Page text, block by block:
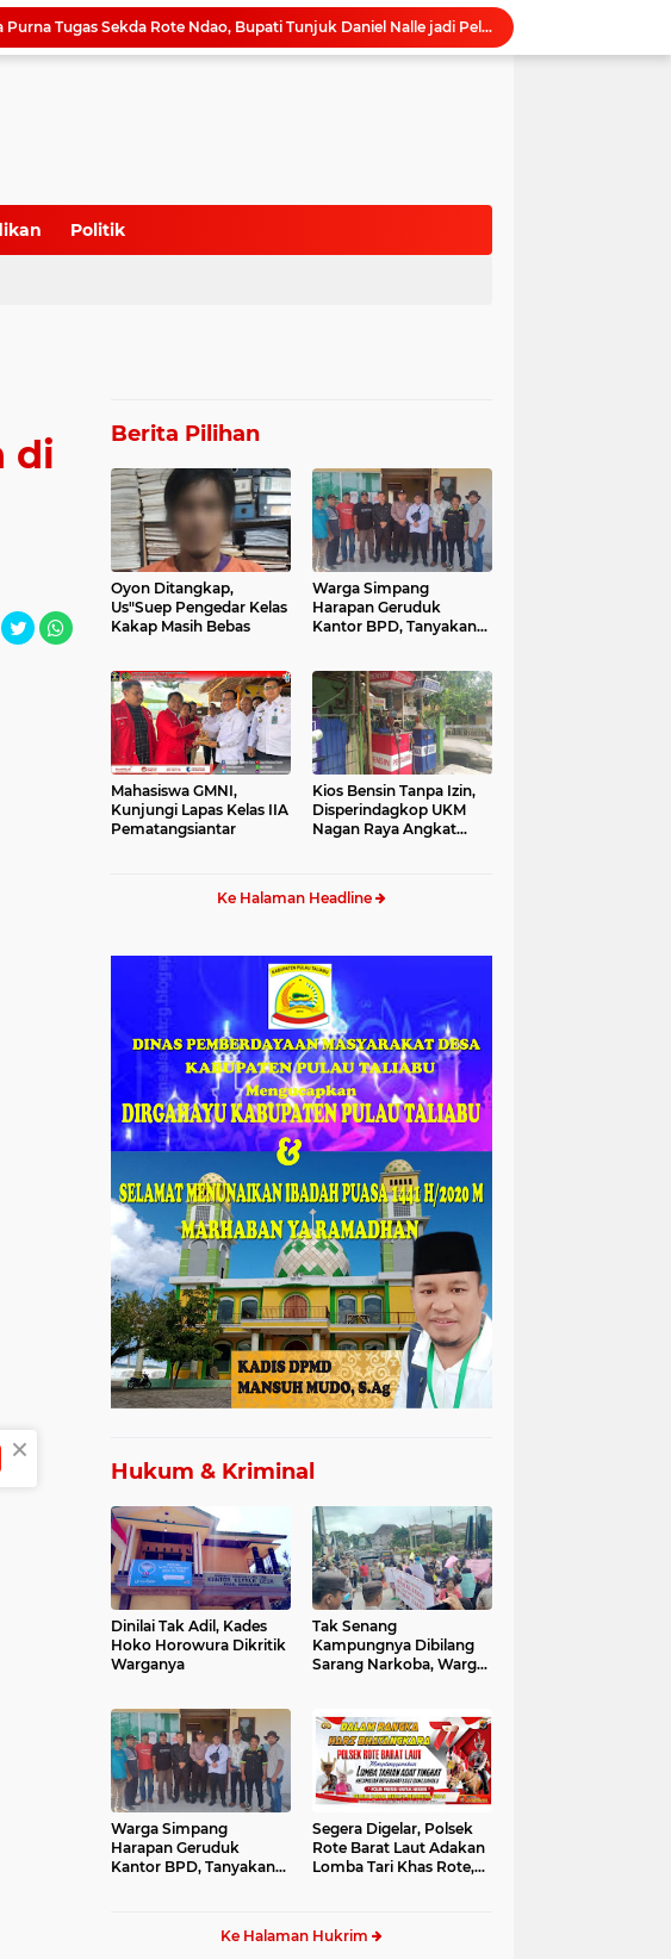
Pasca Purna Tugas Sekda Rote Ndao, Bupati Tunjuk Daniel Nalle jadi Pelaksana Tugas Harian.
Aceh optimis nambah kursi di Dapil 10 Aceh
DPW Tantara Lawung Adat Mandau Talawang Minta KPK Usut Proyek Badan Jalan Pelabuhan Batanjung Hampir Rp 30 Miliar
Politik
di
Berita Pilihan
Oyon Ditangkap,
Us"Suep Pengedar Kelas
Kakap Masih Bebas
Warga Simpang
Harapan Geruduk
Kantor BPD, Tanyakan
Mahasiswa GMNI,
Kunjungi Lapas Kelas IIA
Pematangsiantar
Kios Bensin Tanpa Izin,
Disperindagkop UKM
Nagan Raya Angkat
Ke Halaman Headline
Hukum & Kriminal
Dinilai Tak Adil, Kades
Hoko Horowura Dikritik
Warganya
Tak Senang
Kampungnya Dibilang
Sarang Narkoba, Warga
Warga Simpang
Harapan Geruduk
Kantor BPD, Tanyakan
Segera Digelar, Polsek
Rote Barat Laut Adakan
Lomba Tari Khas Rote,
Ke Halaman Hukrim
×